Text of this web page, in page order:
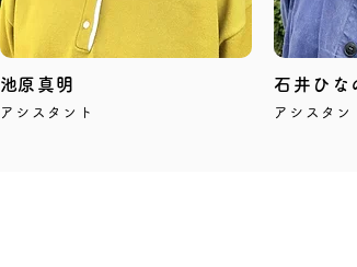
​池原真明
アシスタント
石井ひな
アシスタン